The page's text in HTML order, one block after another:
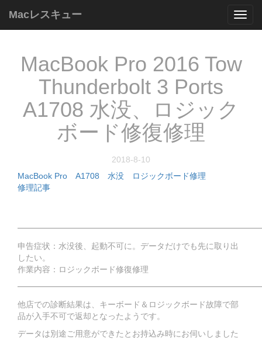
Mac
レ
ュ
Macレスキュー
MacBook Pro 2016 Tow
Thunderbolt 3 Ports
A1708 水没、ロジック
ボード修復修理
2018-8-10
MacBook Pro
A1708 水没
ロジックボード修理
修理記事
申告症状：水没後、起動不可に。データだけでも先に取り出
したい。
作業内容：ロジックボード修復修理
他店での診断結果は、キーボード＆ロジックボード故障で部
品が入手不可で返却となったようです。
データは別途ご用意ができたとお持込み時にお伺いしました